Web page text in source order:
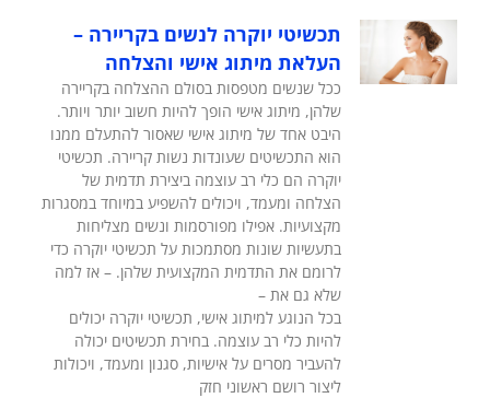
תכשיטי יוקרה לנשים בקריירה –
העלאת מיתוג אישי והצלחה
ככל שנשים מטפסות בסולם ההצלחה בקריירה
שלהן, מיתוג אישי הופך להיות חשוב יותר ויותר.
היבט אחד של מיתוג אישי שאסור להתעלם ממנו
הוא התכשיטים שעונדות נשות קריירה. תכשיטי
יוקרה הם כלי רב עוצמה ביצירת תדמית של
הצלחה ומעמד, ויכולים להשפיע במיוחד במסגרות
מקצועיות. אפילו מפורסמות ונשים מצליחות
בתעשיות שונות מסתמכות על תכשיטי יוקרה כדי
לרומם את התדמית המקצועית שלהן. – אז למה
שלא גם את –
בכל הנוגע למיתוג אישי, תכשיטי יוקרה יכולים
להיות כלי רב עוצמה. בחירת תכשיטים יכולה
להעביר מסרים על אישיות, סגנון ומעמד, ויכולות
ליצור רושם ראשוני חזק